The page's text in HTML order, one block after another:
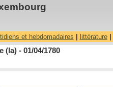
et hebdomadaires littérature|
- 01/04/1780